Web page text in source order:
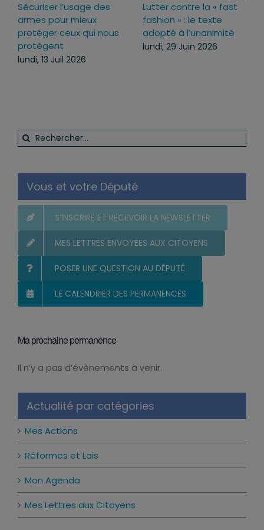
Sécuriser l’usage des
armes pour mieux
protéger ceux qui nous
protègent
lundi, 13 Juil 2026
Lutter contre la « fast
fashion » : le texte
adopté à l’unanimité
lundi, 29 Juin 2026
Rechercher:
Vous et votre Député
S’INSCRIRE ET RECEVOIR LA NEWSLETTER
MES LETTRES ENVOYÉES AUX CITOYENS
POSER UNE QUESTION AU DÉPUTÉ
LE CALENDRIER DES PERMANENCES
Ma prochaine permanence
Notice
Il n’y a pas d’évènements à venir.
Actualité par catégories
Mes Actions
Réformes et Lois
Mon Agenda
Mes Lettres aux Citoyens